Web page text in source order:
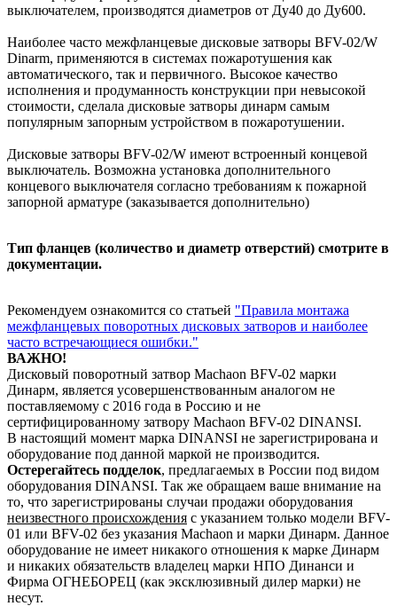
выключателем, производятся диаметров от Ду40 до Ду600.
Наиболее часто межфланцевые дисковые затворы BFV-02/W
Dinarm, применяются в системах пожаротушения как
автоматического, так и первичного. Высокое качество
исполнения и продуманность конструкции при невысокой
стоимости, сделала дисковые затворы динарм самым
популярным запорным устройством в пожаротушении.
Дисковые затворы BFV-02/W имеют встроенный концевой
выключатель. Возможна установка дополнительного
концевого выключателя согласно требованиям к пожарной
запорной арматуре (заказывается дополнительно)
Тип фланцев (количество и диаметр отверстий) смотрите в
документации.
Рекомендуем ознакомится со статьей "Правила монтажа
межфланцевых поворотных дисковых затворов и наиболее
часто встречающиеся ошибки."
ВАЖНО!
Дисковый поворотный затвор Machaon BFV-02 марки
Динарм, является усовершенствованным аналогом не
поставляемому с 2016 года в Россию и не
сертифицированному затвору Machaon BFV-02 DINANSI.
В настоящий момент марка DINANSI не зарегистрирована и
оборудование под данной маркой не производится.
Остерегайтесь подделок, предлагаемых в России под видом
оборудования DINANSI. Так же обращаем ваше внимание на
то, что зарегистрированы случаи продажи оборудования
неизвестного происхождения с указанием только модели BFV-
01 или BFV-02 без указания Machaon и марки Динарм. Данное
оборудование не имеет никакого отношения к марке Динарм
и никаких обязательств владелец марки НПО Динанси и
Фирма ОГНЕБОРЕЦ (как эксклюзивный дилер марки) не
несут.